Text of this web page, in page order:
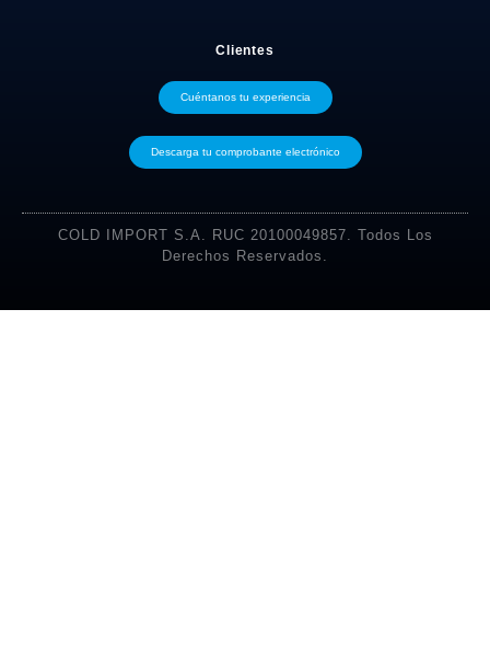
Clientes
Cuéntanos tu experiencia
Descarga tu comprobante electrónico
COLD IMPORT S.A. RUC 20100049857. Todos Los
Derechos Reservados.